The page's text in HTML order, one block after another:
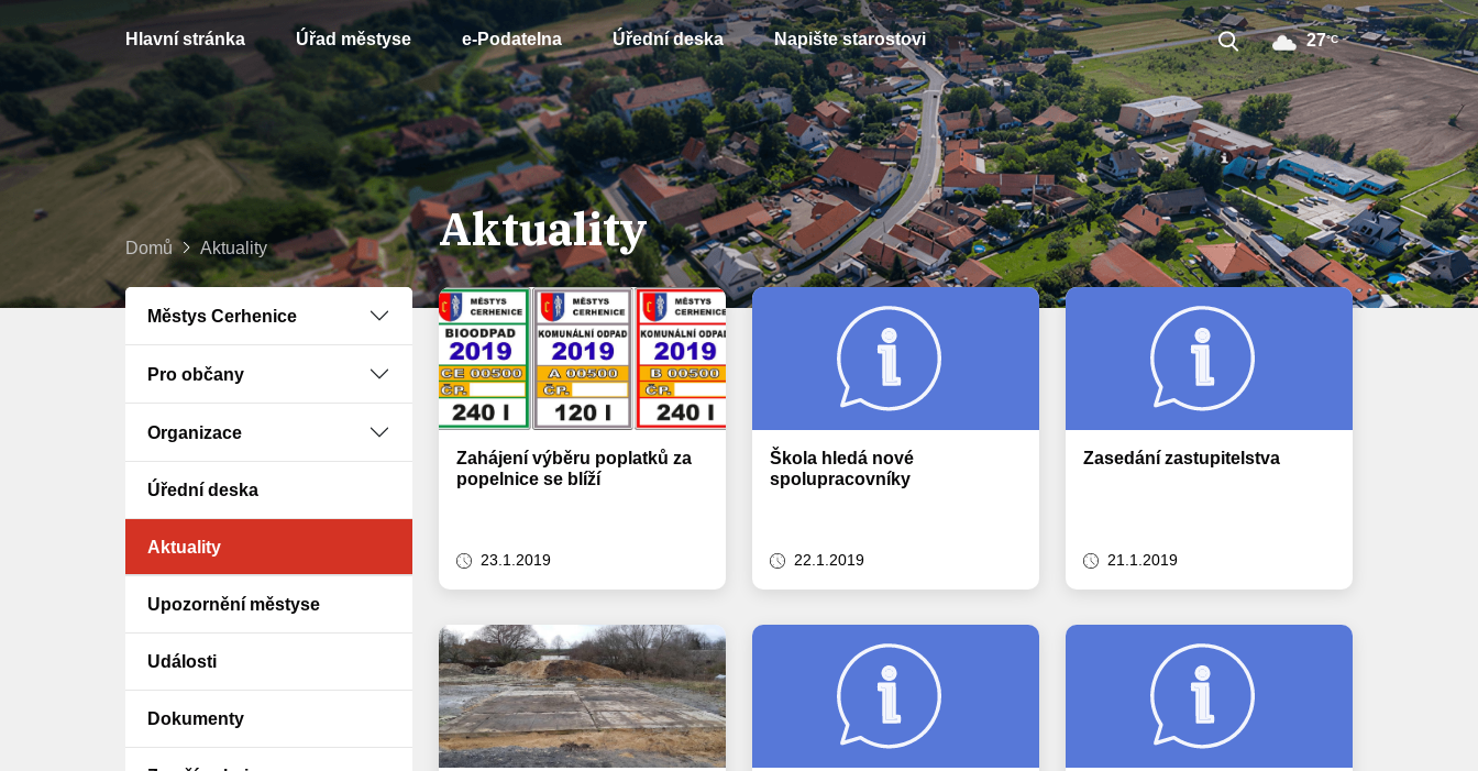
Hlavní stránka Úřad městyse e-Podatelna Úřední deska Napište starostovi 27°C
Domů Aktuality Aktuality
Městys Cerhenice
Pro občany
Organizace
Úřední deska
Aktuality
Upozornění městyse
Události
Dokumenty
Zahájení výběru poplatků za
popelnice se blíží
23.1.2019
Škola hledá nové
spolupracovníky
22.1.2019
Zasedání zastupitelstva
21.1.2019